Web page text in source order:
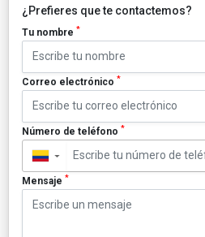
¿Prefieres que te contactemos?
Tu nombre *
Correo electrónico *
Número de teléfono *
▼
Mensaje *